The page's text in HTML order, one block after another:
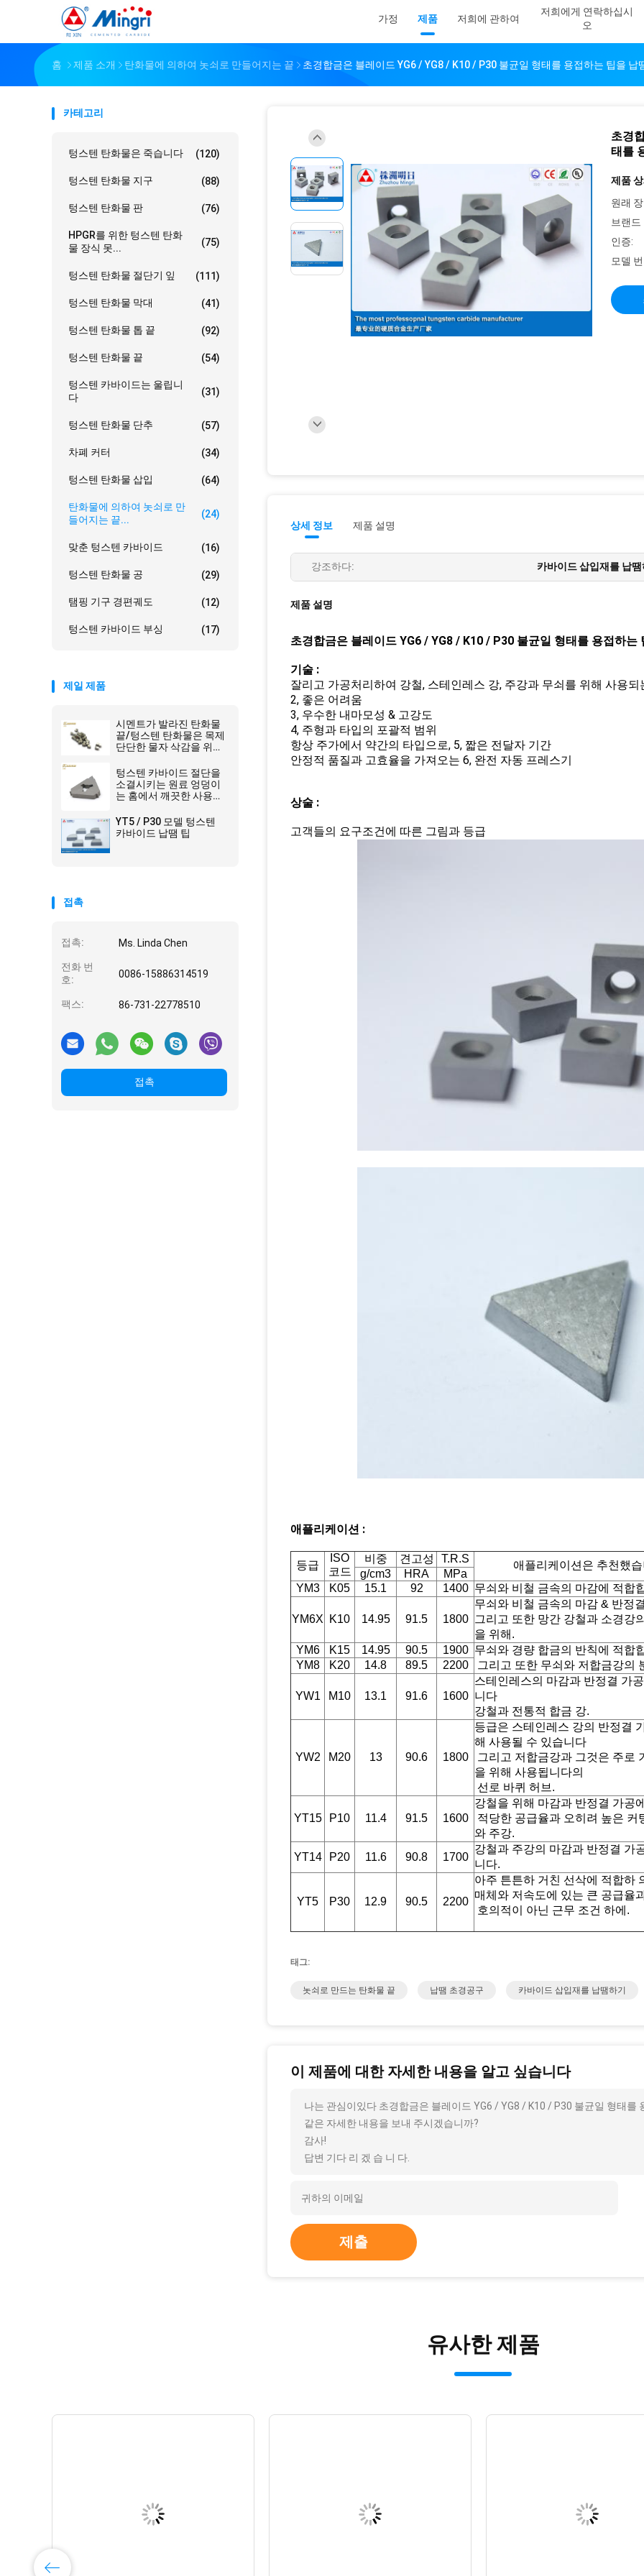
가정 제품 저희에 관하여
저희에게 연락하십시
오
홈 제품 소개 탄화물에 의하여 놋쇠로 만들어지는 끝 초경합금은 블레이드 YG6 / YG8 / K10 / P30 불균일 형태를 용접하는 팁을 납
카테고리
텅스텐 탄화물은 죽습니다 (120)
텅스텐 탄화물 지구 (88)
텅스텐 탄화물 판 (76)
HPGR를 위한 텅스텐 탄화
물 장식 못...
(75)
텅스텐 탄화물 절단기 잎 (111)
텅스텐 탄화물 막대 (41)
텅스텐 탄화물 톱 끝 (92)
텅스텐 탄화물 끝 (54)
텅스텐 카바이드는 울립니
다
(31)
텅스텐 탄화물 단추 (57)
차폐 커터 (34)
텅스텐 탄화물 삽입 (64)
탄화물에 의하여 놋쇠로 만
들어지는 끝...
(24)
맞춘 텅스텐 카바이드 (16)
텅스텐 탄화물 공 (29)
탬핑 기구 경편궤도 (12)
텅스텐 카바이드 부싱 (17)
제일 제품
시멘트가 발라진 탄화물
끝/텅스텐 탄화물은 목제
단단한 물자 삭감을 위해
텅스텐 카바이드 절단을
소결시키는 원료 엉덩이
는 홈에서 깨끗한 사용을
밀 정보를 제공합니다
YT5 / P30 모델 텅스텐
카바이드 납땜 팁
접촉
접촉: Ms. Linda Chen
전화 번
호:
0086-15886314519
팩스: 86-731-22778510
접촉
초경
태를
제품
원래
브랜드
인증:
모델
상세 정보 제품 설명
강조하다: 카바이드 삽입재를 납
제품 설명
초경합금은 블레이드 YG6 / YG8 / K10 / P30 불균일 형태를 용접하는
기술 :
잘리고 가공처리하여 강철, 스테인레스 강, 주강과 무쇠를 위해 사용되
2, 좋은 어려움
3, 우수한 내마모성 & 고강도
4, 주형과 타입의 포괄적 범위
항상 주가에서 약간의 타입으로, 5, 짧은 전달자 기간
안정적 품질과 고효율을 가져오는 6, 완전 자동 프레스기
상술 :
고객들의 요구조건에 따른 그림과 등급
애플리케이션 :
등급
ISO
코드
비중 견고성 T.R.S
애플리케이션은 추천했
g/cm3 HRA
MPa
YM3
K05 15.1 92 1400 무쇠와 비철 금속의 마감에 적합
YM6X K10 14.95 91.5 1800
무쇠와 비철 금속의 마감 & 반정
그리고 또한 망간 강철과 소경강
을 위해.
YM6
K15 14.95 90.5 1900 무쇠와 경량 합금의 반칙에 적합
그리고 또한 무쇠와 저합금강의
YM8 K20 14.8 89.5 2200
YW1 M10 13.1 91.6 1600
스테인레스의 마감과 반정결 가
니다
강철과 전통적 합금 강.
YW2 M20 13 90.6 1800
등급은 스테인레스 강의 반정결
해 사용될 수 있습니다
그리고 저합금강과 그것은 주로
을 위해 사용됩니다의
선로 바퀴 허브.
YT15 P10 11.4 91.5 1600
강철을 위해 마감과 반정결 가공
적당한 공급율과 오히려 높은 커
와 주강.
YT14
P20 11.6 90.8 1700
강철과 주강의 마감과 반정결 가
니다.
YT5 P30 12.9 90.5 2200
아주 튼튼하 거친 선삭에 적합하
매체와 저속도에 있는 큰 공급율
호의적이 아닌 근무 조건 하에.
태그:
놋쇠로 만드는 탄화물 끝 납땜 초경공구 카바이드 삽입재를 납땜하기
이 제품에 대한 자세한 내용을 알고 싶습니다
나는 관심이있다 초경합금은 블레이드 YG6 / YG8 / K10 / P30 불균일 형태를
같은 자세한 내용을 보내 주시겠습니까?
감사!
답변 기다 리 겠 습 니 다.
제출
유사한 제품